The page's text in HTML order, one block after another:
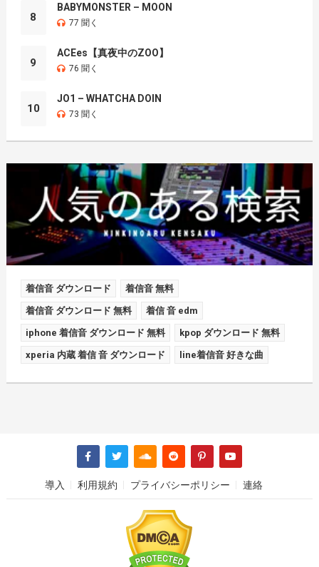
8
BABYMONSTER – MOON
77 聞く
9
ACEes【真夜中のZOO】
76 聞く
10
JO1 – WHATCHA DOIN
73 聞く
着信音 ダウンロード 着信音 無料
着信音 ダウンロード 無料 着信 音 edm
iphone 着信音 ダウンロード 無料 kpop ダウンロード 無料
xperia 内蔵 着信 音 ダウンロード line着信音 好きな曲
導入 利用規約 プライバシーポリシー 連絡